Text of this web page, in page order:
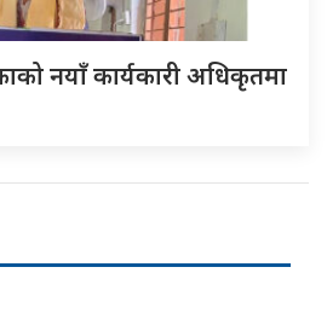
नयाँ कार्यकारी अधिकृतमा